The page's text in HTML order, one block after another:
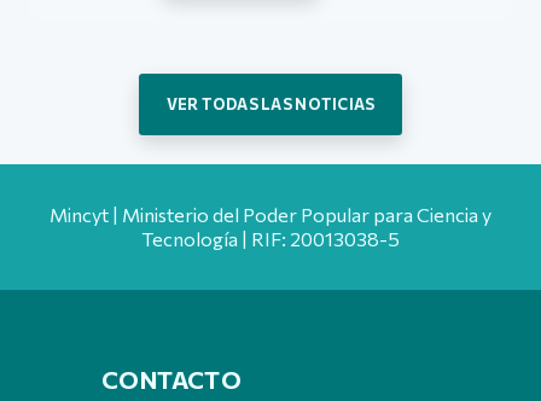
VER TODAS LAS NOTICIAS
Mincyt | Ministerio del Poder Popular para Ciencia y
Tecnología | RIF: 20013038-5
CONTACTO